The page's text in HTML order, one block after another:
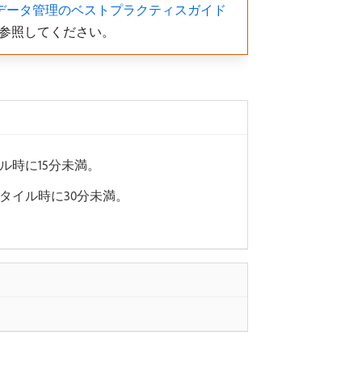
ータ管理のベストプラクティスガイド
照してください。
時に15分未満。
イル時に30分未満。